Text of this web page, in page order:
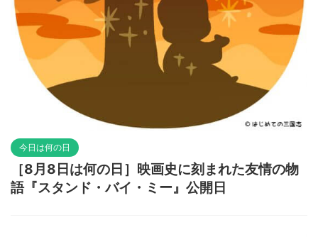
今日は何の日
［8月8日は何の日］映画史に刻まれた友情の物
語『スタンド・バイ・ミー』公開日